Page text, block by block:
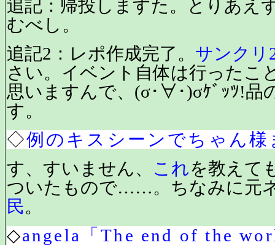
追記：帰投しますた。とりあえ
むべし。
追記2：レポ作成完了。 サンクリ
さい。イベント自体は行ったこ
思いますんで、(σ･∀･)σｹﾞｯﾂ!品
す。
◇例のキスシーンでちゃん
す、すいません、
これを教えて
ついたもので……。ちなみに元
民。
◇angela「The end of the